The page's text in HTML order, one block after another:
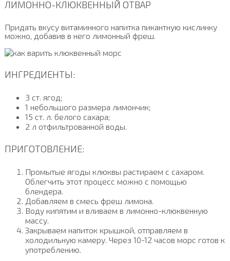
ЛИМОННО-КЛЮКВЕННЫЙ ОТВАР
Придать вкусу витаминного напитка пикантную кислинку
можно, добавив в него лимонный фреш.
ИНГРЕДИЕНТЫ:
3 ст. ягод;
1 небольшого размера лимончик;
15 ст. л. белого сахара;
2 л отфильтрованной воды.
ПРИГОТОВЛЕНИЕ:
Промытые ягоды клюквы растираем с сахаром.
Облегчить этот процесс можно с помощью
блендера.
Добавляем в смесь фреш лимона.
Воду кипятим и вливаем в лимонно-клюквенную
массу.
Закрываем напиток крышкой, отправляем в
холодильную камеру. Через 10-12 часов морс готов к
употреблению.